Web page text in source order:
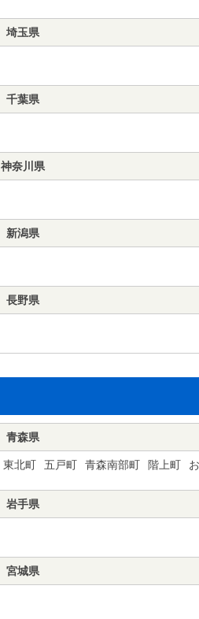
埼玉県
千葉県
神奈川県
新潟県
長野県
青森県
東北町 五戸町 青森南部町 階上町
岩手県
宮城県